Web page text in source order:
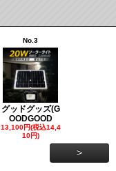
No.3
グッドグッズ(G
OODGOOD
13,100円(税込14,4
10円)
>